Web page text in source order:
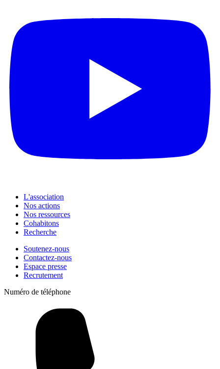
L'association
Nos actions
Nos ressources
Cohabitons
Recherche
Soutenez-nous
Contactez-nous
Espace presse
Recrutement
Numéro de téléphone